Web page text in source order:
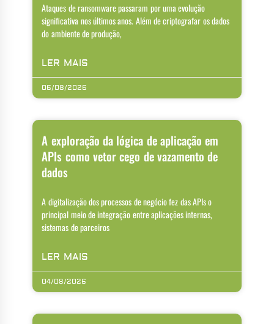
Ataques de ransomware passaram por uma evolução
significativa nos últimos anos. Além de criptografar os dados
do ambiente de produção,
LER MAIS
06/08/2026
A exploração da lógica de aplicação em
APIs como vetor cego de vazamento de
dados
A digitalização dos processos de negócio fez das APIs o
principal meio de integração entre aplicações internas,
sistemas de parceiros
LER MAIS
04/08/2026